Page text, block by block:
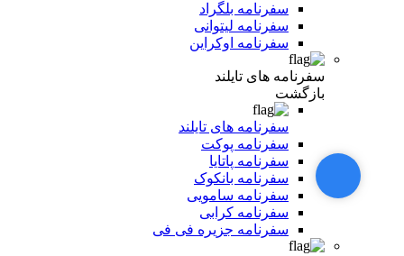
سفرنامه بلگراد
سفرنامه لیتوانی
سفرنامه اوکراین
سفرنامه های تایلند
بازگشت
سفرنامه های تایلند
سفرنامه پوکت
سفرنامه پاتایا
سفرنامه بانکوک
سفرنامه سامویی
سفرنامه کرابی
سفرنامه جزیره فی فی